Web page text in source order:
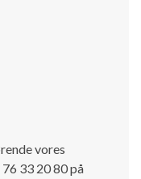
vores
33 20 80 på